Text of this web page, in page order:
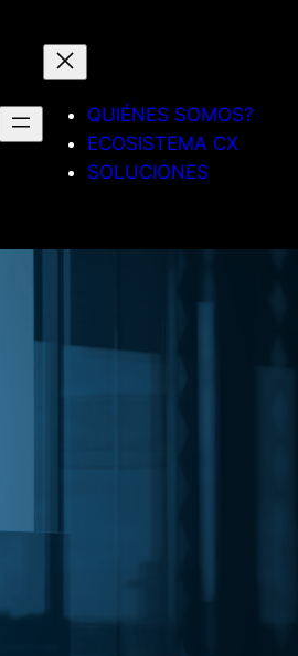
QUIÉNES SOMOS?
ECOSISTEMA CX
SOLUCIONES